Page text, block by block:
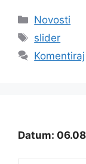
Kategorije
Novosti
Oznake
slider
Komentiraj
Datum: